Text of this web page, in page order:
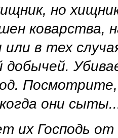
но
коварства,
в тех
добычей.
они
их Господь